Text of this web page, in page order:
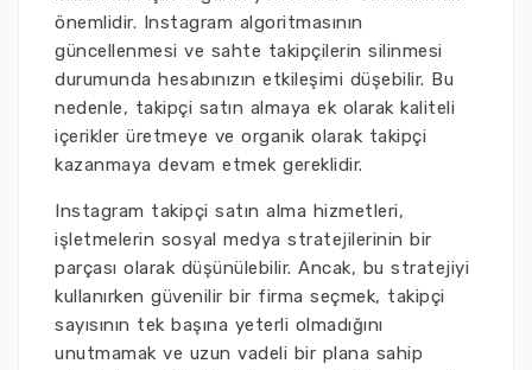
önemlidir. Instagram algoritmasının
güncellenmesi ve sahte takipçilerin silinmesi
durumunda hesabınızın etkileşimi düşebilir. Bu
nedenle, takipçi satın almaya ek olarak kaliteli
içerikler üretmeye ve organik olarak takipçi
kazanmaya devam etmek gereklidir.
Instagram takipçi satın alma hizmetleri,
işletmelerin sosyal medya stratejilerinin bir
parçası olarak düşünülebilir. Ancak, bu stratejiyi
kullanırken güvenilir bir firma seçmek, takipçi
sayısının tek başına yeterli olmadığını
unutmamak ve uzun vadeli bir plana sahip